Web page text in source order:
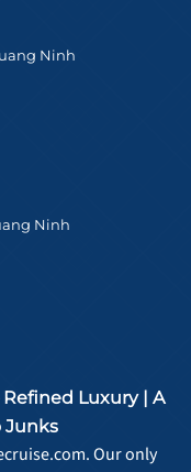
Ninh
Ninh
Refined Luxury | A
Junks
Our only